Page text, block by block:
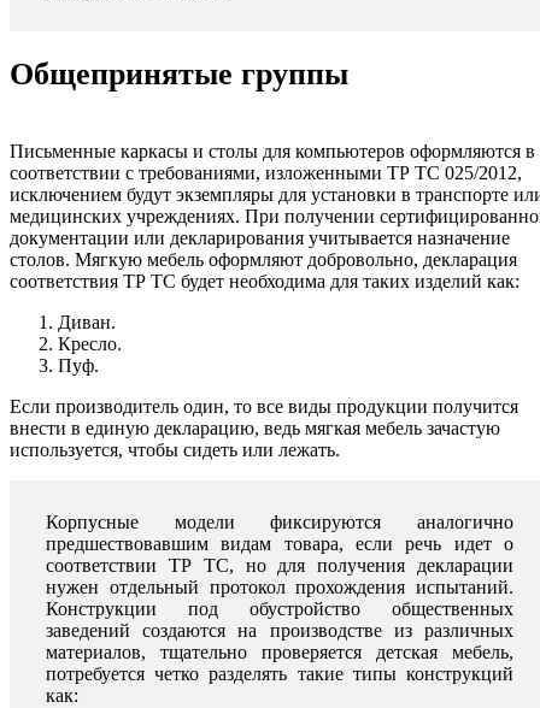
Общепринятые группы
Письменные каркасы и столы для компьютеров оформляются в
соответствии с требованиями, изложенными ТР ТС 025/2012,
исключением будут экземпляры для установки в транспорте
медицинских учреждениях. При получении
документации или декларирования учитывается назначение
столов. Мягкую мебель оформляют добровольно, декларация
соответствия ТР ТС будет необходима для таких изделий как:
Диван.
Кресло.
Пуф.
Если производитель один, то все виды продукции получится
внести в единую декларацию, ведь мягкая мебель зачастую
используется, чтобы сидеть или лежать.
Корпусные модели фиксируются аналогично
предшествовавшим видам товара, если речь идет о
соответствии ТР ТС, но для получения декларации
нужен отдельный протокол прохождения испытаний.
Конструкции под обустройство общественных
заведений создаются на производстве из различных
материалов, тщательно проверяется детская мебель,
потребуется четко разделять такие типы конструкций
как: